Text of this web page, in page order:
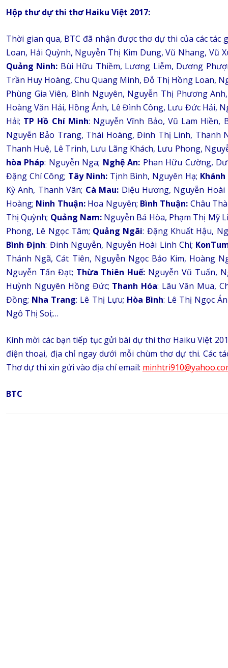
Hộp thư dự thi thơ Haiku Việt 2017:
Thời gian qua, BTC đã nhận được thơ dự thi của các tác
Loan, Hải Quỳnh, Nguyễn Thị Kim Dung, Vũ Nhang, Vũ
Quảng Ninh: Bùi Hữu Thiềm, Lương Liễm, Dương
Trần Huy Hoàng, Chu Quang Minh, Đỗ Thị Hồng Loan,
Phùng Gia Viên, Bình Nguyên, Nguyễn Thị Phương
Hoàng Văn Hải, Hồng Ánh, Lê Đình Công, Lưu Đức Hải,
Hải; TP Hồ Chí Minh: Nguyễn Vĩnh Bảo, Vũ Lam
Nguyễn Bảo Trang, Thái Hoàng, Đinh Thị Linh, Thanh
Thanh Huệ, Lê Trinh, Lưu Lãng Khách, Lưu Phong,
hòa Pháp: Nguyễn Nga; Nghệ An: Phan Hữu Cường,
Đặng Chí Công; Tây Ninh:Tịnh Bình, Nguyên Hạ; Khánh
Kỳ Anh, Thanh Vân; Cà Mau: Diệu Hương, Nguyễn
Hoàng; Ninh Thuận:Hoa Nguyên; Bình Thuận: Châu
Thị Quỳnh; Quảng Nam:Nguyễn Bá Hòa, Phạm Thị Mỹ
Phong, Lê Ngọc Tâm; Quảng Ngãi: Đặng Khuất Hậu,
Bình Định: Đinh Nguyễn, Nguyễn Hoài Linh Chi;
Thánh Ngã, Cát Tiên, Nguyễn Ngọc Bảo Kim, Hoàng
Nguyễn Tấn Đạt; Thừa Thiên Huế: Nguyễn Vũ Tuấn,
Huỳnh Nguyên Hồng Đức; Thanh Hóa: Lâu Văn Mua,
Đồng; Nha Trang: Lê Thị Lựu; Hòa Bình: Lê Thị Ngọc
Ngô Thị Soi;…
Kính mời các bạn tiếp tục gửi bài dự thi thơ Haiku Việt
điện thoại, địa chỉ ngay dưới mỗi chùm thơ dự thi. Các
Thơ dự thi xin gửi vào địa chỉ email:
BTC